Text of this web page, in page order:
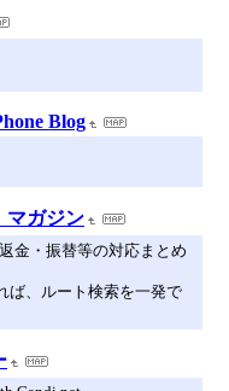
Blog
マガジン
金・振替等の対応まとめ
ば、ルート検索を一発で